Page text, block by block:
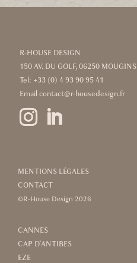
R-HOUSE DESIGN
150 AV. DU GOLF, 06250 MOUGINS
Tel: +33 (0) 4 93 90 95 41
Email contact@r-housedesign.fr
MENTIONS LÉGALES
CONTACT
©R-House Design 2026
CANNES
CAP D’ANTIBES
EZE